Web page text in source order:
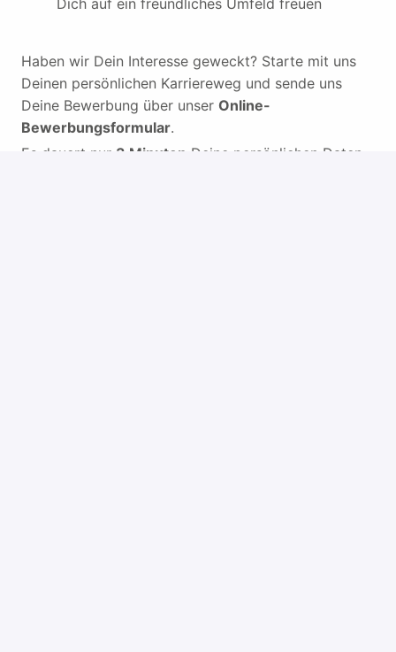
Dich auf ein freundliches Umfeld freuen
Haben wir Dein Interesse geweckt? Starte mit uns
Deinen persönlichen Karriereweg und sende uns
Deine Bewerbung über unser Online-
Bewerbungsformular.
Es dauert nur 3 Minuten Deine persönlichen Daten